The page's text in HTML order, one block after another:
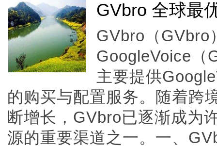
GVbro 全球最
GVbro（GVbro
GoogleVoice（
主要提供
的购买与配置服务。随着跨
断增长，GVbro已逐渐成为
源的重要渠道之一。一、